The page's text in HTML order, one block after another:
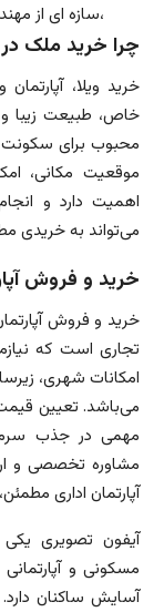
،سازه ای از
چرا خرید ملک در
خرید ویلا،
خاص، طبیعت زیبا
محبوب برای سکونت
موقعیت مکانی،
اهمیت دارد و
می‌تواند به خریدی
خرید و فروش
خرید و فروش
تجاری است که
امکانات شهری،
می‌باشد. تعیین
مهمی در جذب
مشاوره تخصصی و
آپارتمان اداری
آیفون تصویری
مسکونی و
آسایش ساکنان